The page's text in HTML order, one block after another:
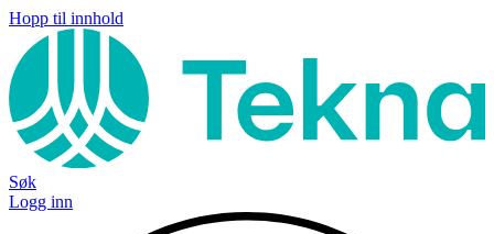
Hopp til innhold
Søk
Logg inn